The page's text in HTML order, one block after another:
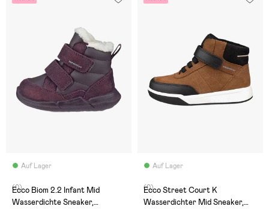
Auf Lager
(0)
Ecco Biom 2.2 Infant Mid
Wasserdichte Sneaker,
Auf Lager
(0)
Ecco Street Court K
Wasserdichter Mid Sneaker,